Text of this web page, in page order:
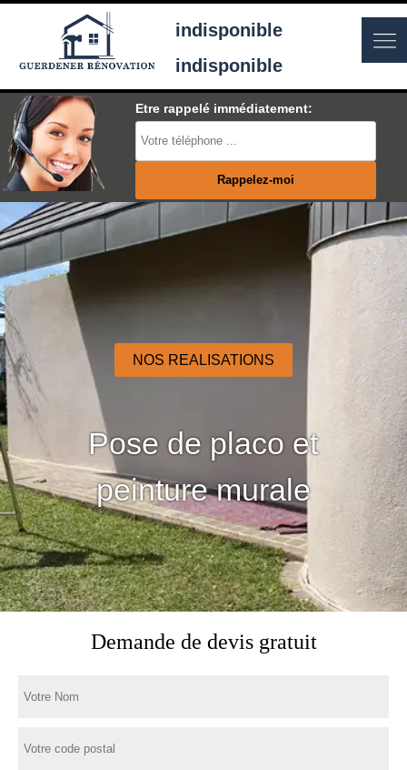
indisponible
indisponible
Etre rappelé immédiatement:
NOS REALISATIONS
Pose de placo et
peinture murale
Demande de devis gratuit